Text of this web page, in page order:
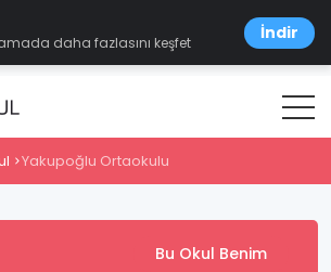
daha fazlasını keşfet
İndir
Yakupoğlu Ortaokulu
Bu Okul Benim